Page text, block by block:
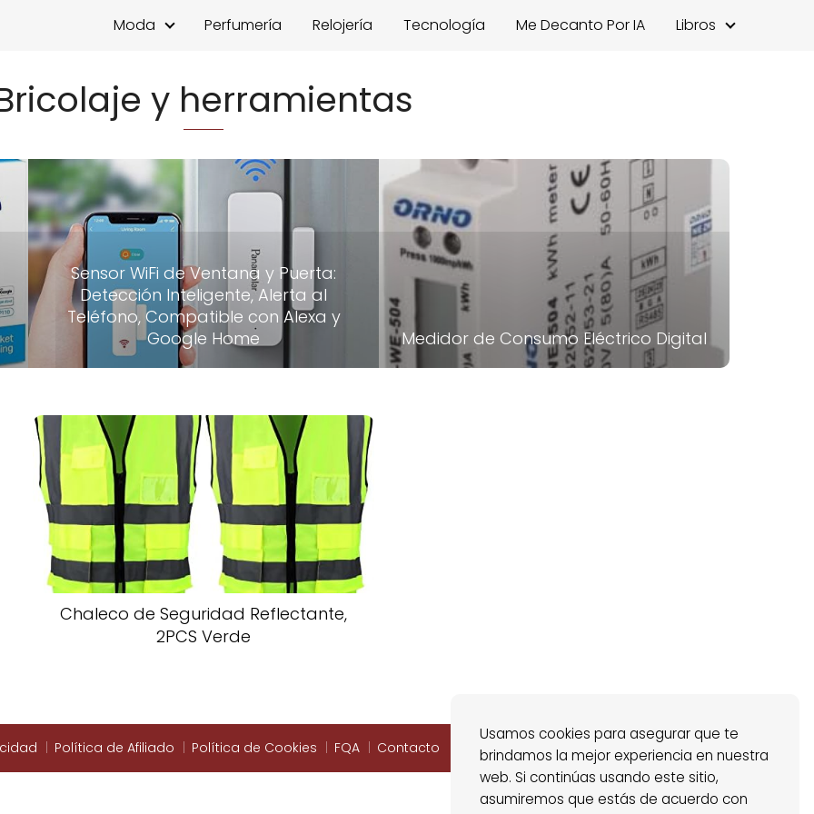
Moda Perfumería Relojería Tecnología Me Decanto Por IA Libros
y herramientas
Sensor WiFi de Ventana y Puerta:
Detección Inteligente, Alerta al
Teléfono, Compatible con Alexa y
Google Home
Medidor de Consumo Eléctrico Digital
Chaleco de Seguridad Reflectante,
2PCS Verde
Política de Afiliado Política de Cookies FQA Contacto
Usamos cookies para asegurar que te
brindamos la mejor experiencia en nuestra
web. Si continúas usando este sitio,
asumiremos que estás de acuerdo con